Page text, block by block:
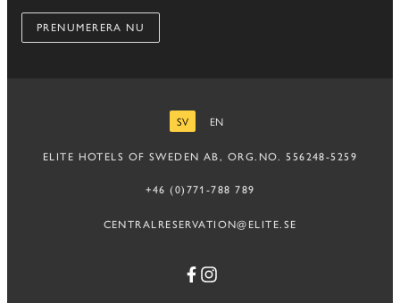
PRENUMERERA NU
SV
EN
ELITE HOTELS OF SWEDEN AB, ORG.NO. 556248-5259
+46 (0)771-788 789
CENTRALRESERVATION@ELITE.SE